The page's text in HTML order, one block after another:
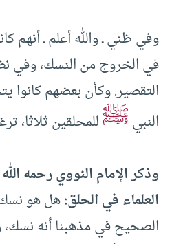
وفي ظني ـ والله أعلم ـ أنهم
في الخروج من النسك، وفي
التقصير. وكأن بعضهم كانوا
النبيﷺللمحلقين ثلاثا،
وذكر الإمام النووي رحمه
العلماء في الحلق:هل هو نسك
الصحيح في مذهبنا أنه نسك،